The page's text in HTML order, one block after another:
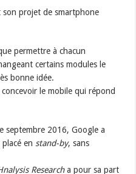
son projet de smartphone
permettre à chacun
certains modules le
bonne idée.
le mobile qui répond
septembre 2016, Google a
en stand-by, sans
Researcha pour sa part